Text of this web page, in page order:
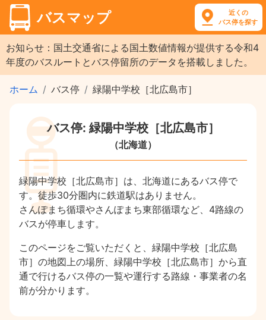
バスマップ
近くの
バス停を探す
お知らせ：国土交通省による国土数値情報が提供する令和4
年度のバスルートとバス停留所のデータを搭載しました。
ホーム バス停 緑陽中学校［北広島市］
バス停: 緑陽中学校［北広島市］
（北海道）
緑陽中学校［北広島市］は、北海道にあるバス停で
す。徒歩30分圏内に鉄道駅はありません。
さんぽまち循環やさんぽまち東部循環など、4路線の
バスが停車します。
このページをご覧いただくと、緑陽中学校［北広島
市］の地図上の場所、緑陽中学校［北広島市］から直
通で行けるバス停の一覧や運行する路線・事業者の名
前が分かります。